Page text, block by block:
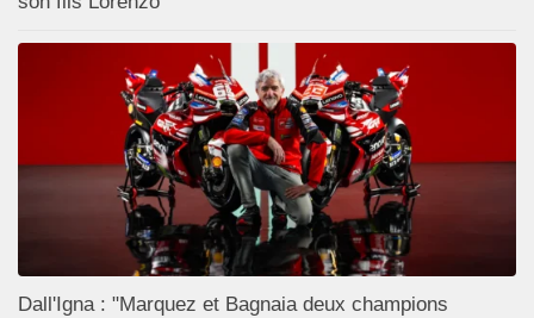
Dall'Igna : "Marquez et Bagnaia deux champions